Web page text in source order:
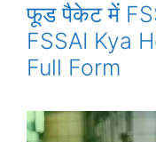
फूड पैकेट में
FSSAI Kya
Full Form